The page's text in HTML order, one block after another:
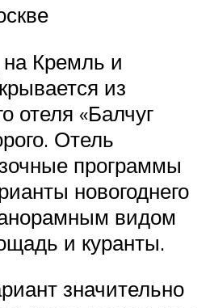
Кремль и
из
отеля «Балчуг
Отель
программы
новогоднего
видом
и куранты.
значительно